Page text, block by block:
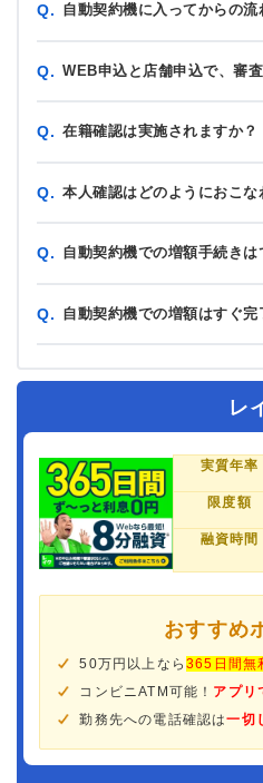
Q. 自動契約機に入ってからの
Q. WEB申込と店舗申込で、審
Q. 在籍確認は実施されますか？
Q. 本人確認はどのようにおこな
Q. 自動契約機での増額手続きは
Q. 自動契約機での増額はすぐ完
レ
実質年率
限度額
融資時間
おすすめ
50万円以上なら365日間無
コンビニATM可能！ アプリ
勤務先への電話確認は一切